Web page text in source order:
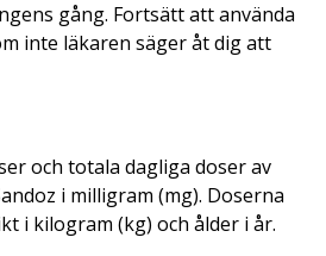
gång. Fortsätt att använda
inte läkaren säger åt dig att
och totala dagliga doser av
i milligram (mg). Doserna
i kilogram (kg) och ålder i år.